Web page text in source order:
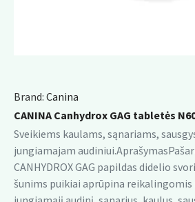
Brand: Canina
CANINA Canhydrox GAG tabletės
Sveikiems kaulams, sąnariams,
jungiamajam
CANHYDROX GAG papildas didelio
šunims puikiai aprūpina reikalingomis